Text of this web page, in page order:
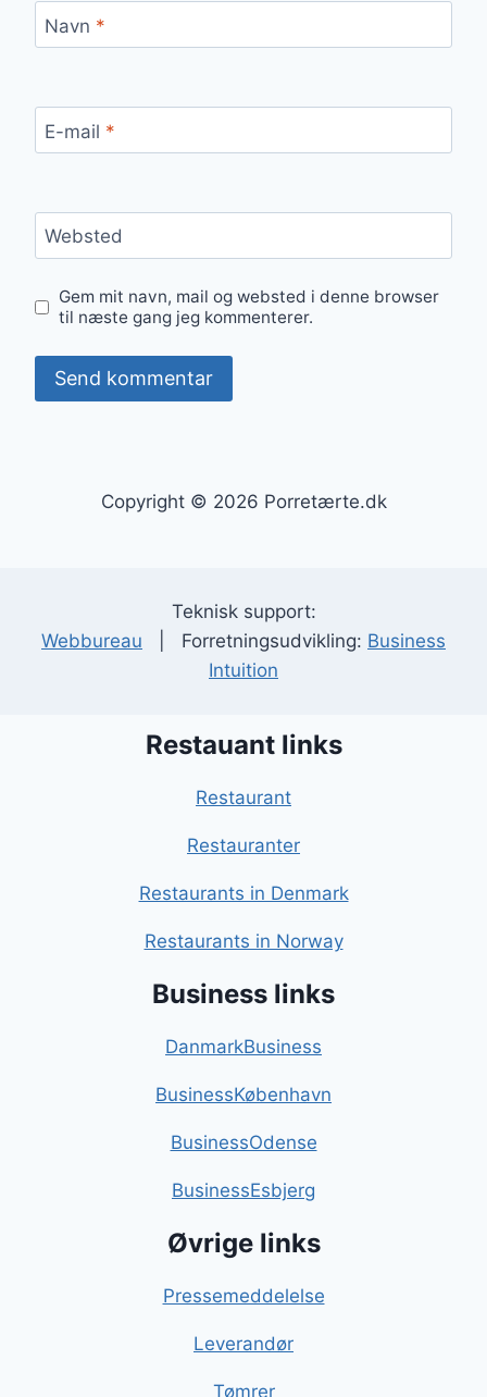
Navn *
E-mail *
Websted
Gem mit navn, mail og websted i denne browser
til næste gang jeg kommenterer.
Copyright © 2026 Porretærte.dk
Teknisk support:
Webbureau | Forretningsudvikling: Business
Intuition
Restauant links
Restaurant
Restauranter
Restaurants in Denmark
Restaurants in Norway
Business links
DanmarkBusiness
BusinessKøbenhavn
BusinessOdense
BusinessEsbjerg
Øvrige links
Pressemeddelelse
Leverandør
Tømrer